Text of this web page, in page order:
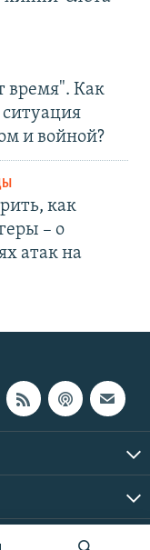
время". Как
ситуация
и войной?
как
– о
атак на
Все права защищены.